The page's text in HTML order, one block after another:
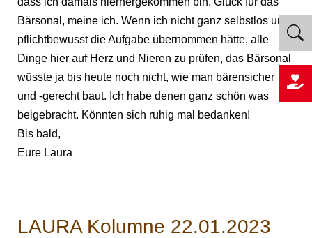
Bärsonal, meine ich. Wenn ich nicht ganz selbstlos und
pflichtbewusst die Aufgabe übernommen hätte, alle
Dinge hier auf Herz und Nieren zu prüfen, das Bärsonal
wüsste ja bis heute noch nicht, wie man bärensicher
und -gerecht baut. Ich habe denen ganz schön was
beigebracht. Könnten sich ruhig mal bedanken!
Bis bald,
Eure Laura
LAURA Kolumne 22.01.2023